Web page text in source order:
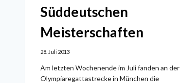
Süddeutschen
Meisterschaften
28. Juli 2013
Am letzten Wochenende im Juli fanden an der
Olympiaregattastrecke in München die